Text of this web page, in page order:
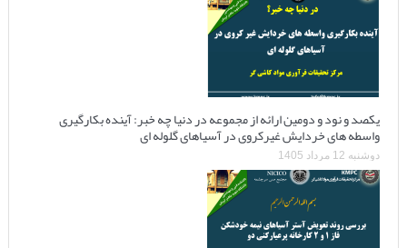
یکصد و نود و دومین ارائه از مجموعه در دنیا چه خبر: آینده بکارگیری
واسطه های خردایش غیرکروی در آسیاهای گلوله ای
دوشنبه 12 مرداد 1405